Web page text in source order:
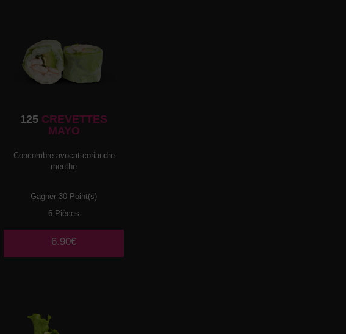
125 CREVETTES
MAYO
Concombre avocat coriandre
menthe
Gagner 30 Point(s)
6 Pièces
6.90€